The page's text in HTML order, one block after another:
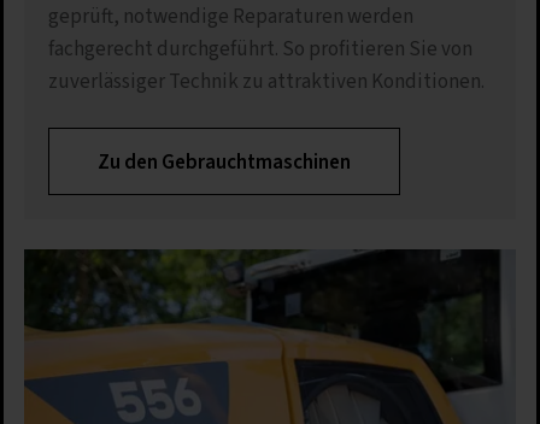
geprüft, notwendige Reparaturen werden
fachgerecht durchgeführt. So profitieren Sie von
zuverlässiger Technik zu attraktiven Konditionen.
Zu den Gebrauchtmaschinen